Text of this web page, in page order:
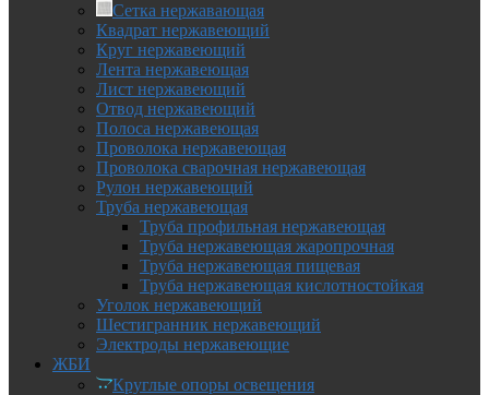
Сетка нержавающая
Квадрат нержавеющий
Круг нержавеющий
Лента нержавеющая
Лист нержавеющий
Отвод нержавеющий
Полоса нержавеющая
Проволока нержавеющая
Проволока сварочная нержавеющая
Рулон нержавеющий
Труба нержавеющая
Труба профильная нержавеющая
Труба нержавеющая жаропрочная
Труба нержавеющая пищевая
Труба нержавеющая кислотностойкая
Уголок нержавеющий
Шестигранник нержавеющий
Электроды нержавеющие
ЖБИ
Круглые опоры освещения